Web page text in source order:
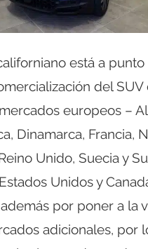
está a
del SUV
europeos –
Dinamarca, Francia,
Unido, Suecia y
Unidos y
por poner a la
adicionales, por